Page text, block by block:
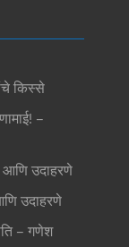
किस्से
–
आणि उदाहरणे
उदाहरणे
– गणेश